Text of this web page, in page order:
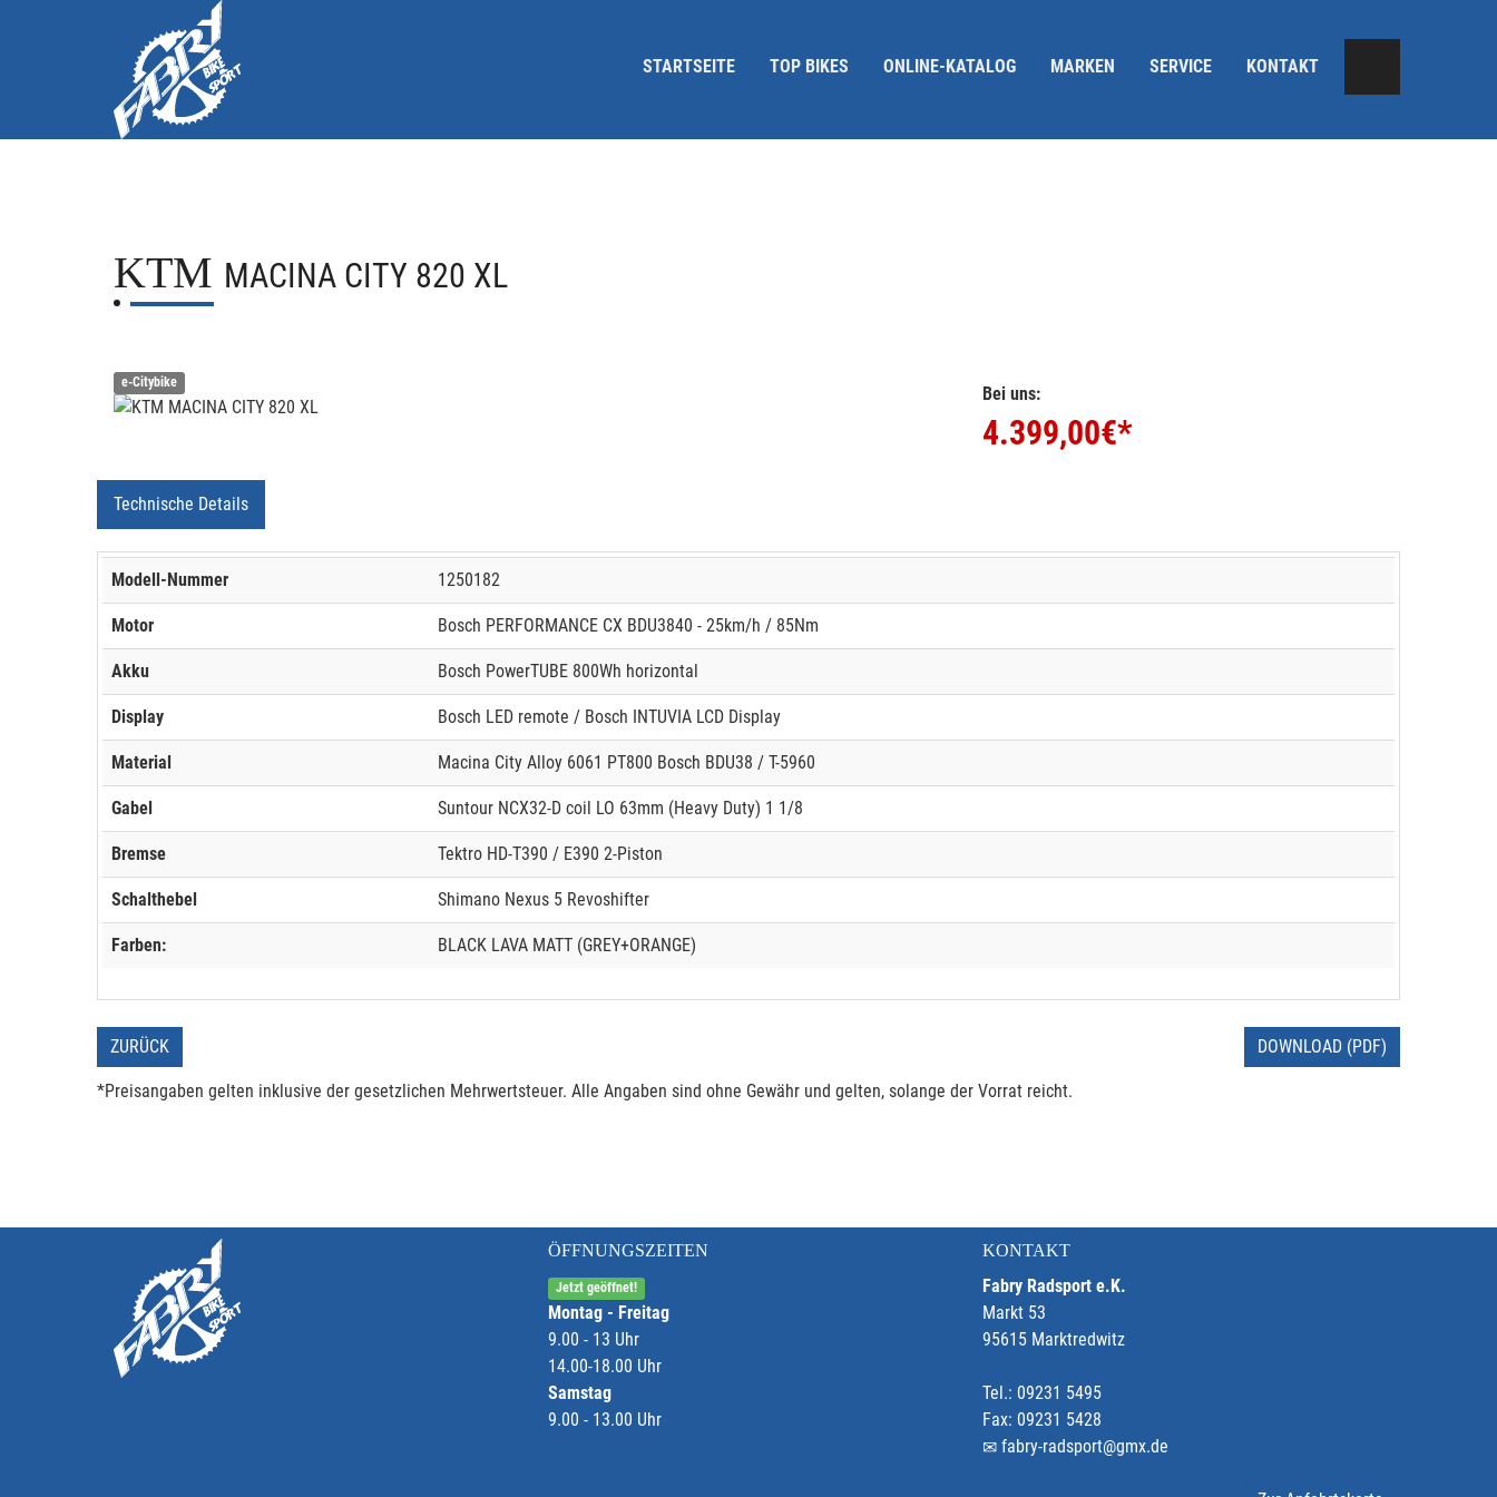
STARTSEITE TOP BIKES ONLINE-KATALOG MARKEN SERVICE KONTAKT
KTM MACINA CITY 820 XL
e-Citybike
Bei uns:
4.399,00€*
Technische Details
Modell-Nummer 1250182
Motor Bosch PERFORMANCE CX BDU3840 - 25km/h / 85Nm
Akku Bosch PowerTUBE 800Wh horizontal
Display Bosch LED remote / Bosch INTUVIA LCD Display
Material Macina City Alloy 6061 PT800 Bosch BDU38 / T-5960
Gabel Suntour NCX32-D coil LO 63mm (Heavy Duty) 1 1/8
Bremse Tektro HD-T390 / E390 2-Piston
Schalthebel Shimano Nexus 5 Revoshifter
Farben: BLACK LAVA MATT (GREY+ORANGE)
ZURÜCK DOWNLOAD (PDF)
*Preisangaben gelten inklusive der gesetzlichen Mehrwertsteuer. Alle Angaben sind ohne Gewähr und gelten, solange der Vorrat reicht.
ÖFFNUNGSZEITEN
Jetzt geöffnet!
Montag - Freitag
9.00 - 13 Uhr
14.00-18.00 Uhr
Samstag
9.00 - 13.00 Uhr
KONTAKT
Fabry Radsport e.K.
Markt 53
95615 Marktredwitz
Tel.: 09231 5495
Fax: 09231 5428
fabry-radsport@gmx.de